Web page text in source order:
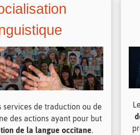
services de traduction ou de
des actions ayant pour but
de la langue occitane